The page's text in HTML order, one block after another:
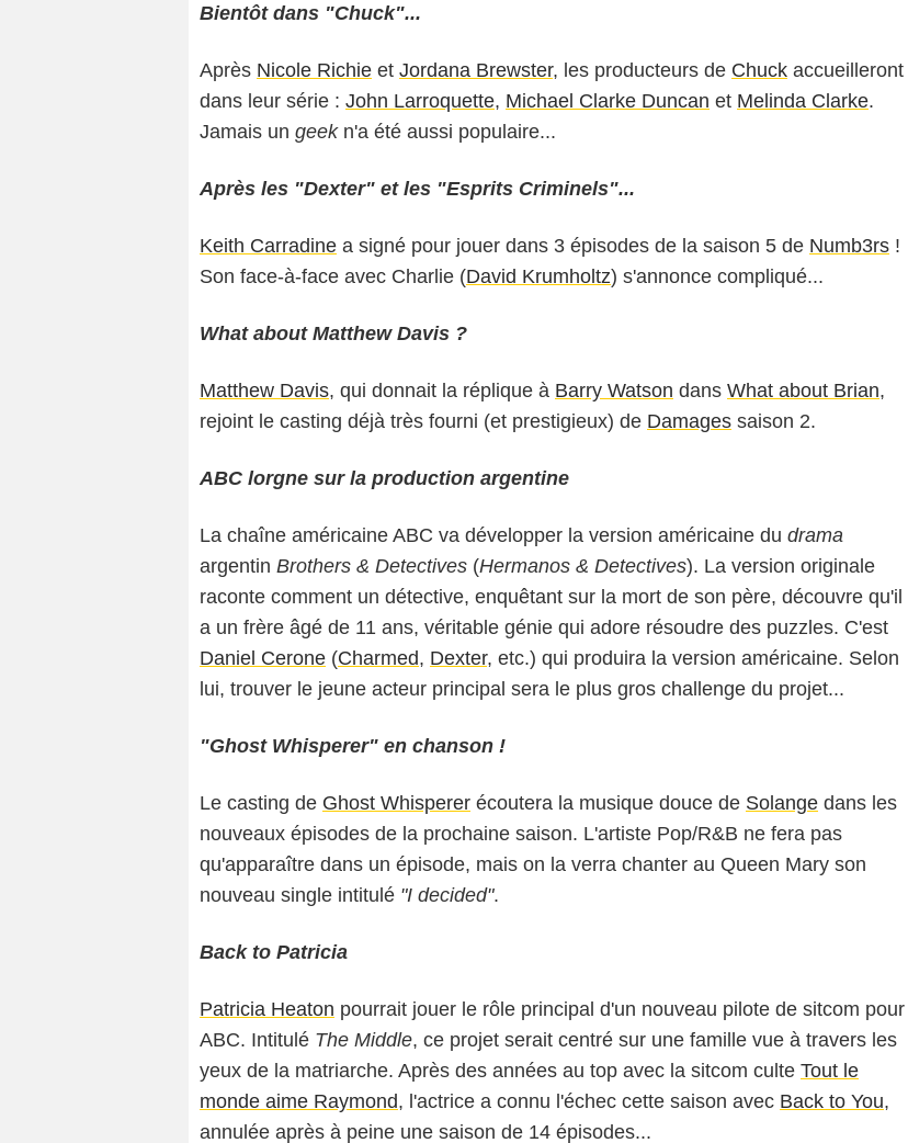
Bientôt dans "Chuck"...
Après Nicole Richie et Jordana Brewster, les producteurs de Chuck accueilleront
dans leur série : John Larroquette, Michael Clarke Duncan et Melinda Clarke.
Jamais un geekn'a été aussi populaire...
Après les "Dexter" et les "Esprits Criminels"...
Keith Carradine a signé pour jouer dans 3 épisodes de la saison 5 de Numb3rs !
Son face-à-face avec Charlie (David Krumholtz) s'annonce compliqué...
What about Matthew Davis ?
Matthew Davis, qui donnait la réplique à Barry Watson dans What about Brian,
rejoint le casting déjà très fourni (et prestigieux) de Damages saison 2.
ABC lorgne sur la production argentine
La chaîne américaine ABC va développer la version américaine du drama
argentin Brothers & Detectives (Hermanos & Detectives). La version originale
raconte comment un détective, enquêtant sur la mort de son père, découvre qu'il
a un frère âgé de 11 ans, véritable génie qui adore résoudre des puzzles. C'est
Daniel Cerone (Charmed, Dexter, etc.) qui produira la version américaine. Selon
lui, trouver le jeune acteur principal sera le plus gros challenge du projet...
"Ghost Whisperer" en chanson !
Le casting de Ghost Whisperer écoutera la musique douce de Solange dans les
nouveaux épisodes de la prochaine saison. L'artiste Pop/R&B ne fera pas
qu'apparaître dans un épisode, mais on la verra chanter au Queen Mary son
nouveau single intitulé "I decided".
Back to Patricia
Patricia Heaton pourrait jouer le rôle principal d'un nouveau pilote de sitcom pour
ABC. Intitulé The Middle, ce projet serait centré sur une famille vue à travers les
yeux de la matriarche. Après des années au top avec la sitcom culte Tout le
monde aime Raymond, l'actrice a connu l'échec cette saison avec Back to You,
annulée après à peine une saison de 14 épisodes...